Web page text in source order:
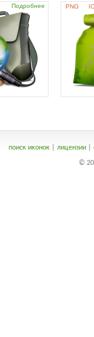
Подробнее PNG
поиск иконок| лицензии|
©